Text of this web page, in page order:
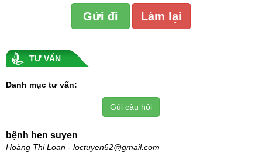
TƯ VẤN
Danh mục tư vấn:
Gủi câu hỏi
bệnh hen suyen
Hoàng Thị Loan - loctuyen62@gmail.com